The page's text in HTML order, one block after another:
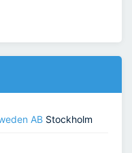
AB Stockholm